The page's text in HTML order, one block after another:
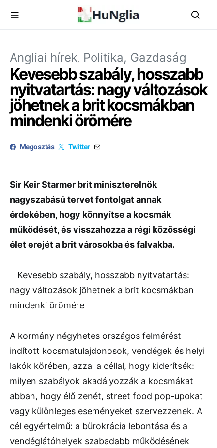
Angliai hírek Politika, Gazdaság
Kevesebb szabály, hosszabb
nyitvatartás: nagy változások
jöhetnek a brit kocsmákban
mindenki örömére
Megosztás Twitter
Sir Keir Starmer brit miniszterelnök
nagyszabású tervet fontolgat annak
érdekében, hogy könnyítse a kocsmák
működését, és visszahozza a régi közösségi
élet erejét a brit városokba és falvakba.
A kormány négyhetes országos felmérést
indított kocsmatulajdonosok, vendégek és helyi
lakók körében, azzal a céllal, hogy kiderítsék:
milyen szabályok akadályozzák a kocsmákat
abban, hogy élő zenét, street food pop-upokat
vagy különleges eseményeket szervezzenek. A
cél egyértelmű: a bürokrácia lebontása és a
vendéglátóhelyek szabadabb működésének